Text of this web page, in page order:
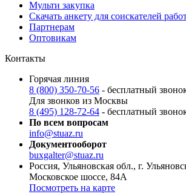
Мульти закупка
Скачать анкету для соискателей
Партнерам
Оптовикам
Контакты
Горячая линия
8 (800) 350-70-56 - бесплатный
Для звонков из Москвы
8 (495) 128-72-64 - бесплатный
По всем вопросам
info@stuaz.ru
Документооборот
buxgalter@stuaz.ru
Россия, Ульяновская обл., г.
Московское шоссе, 84А
Посмотреть на карте